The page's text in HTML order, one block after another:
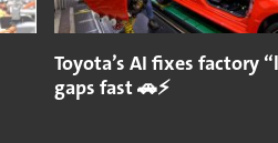
Toyota’s AI fixes factory
gaps fast 🚗⚡